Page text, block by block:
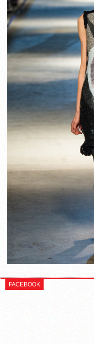
FACEBOOK